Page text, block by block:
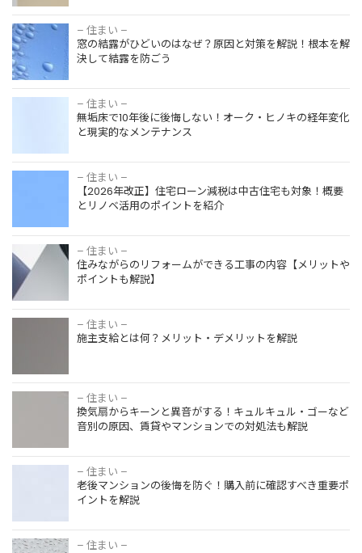
の種類と申
請の流れ｜
中学生の部
屋レイアウ
ト術｜6畳
でもおしゃ
れに整うイ
ンテリアと
は後付けで
きる？費
用・失敗し
ない選び方
を徹底解説
中古マンシ
ョンのリノ
【対策も紹
介】
ガスコンロ
からIHには
交換可能
【後悔しな
いために費
用や注意点
間取り変更
のリフォー
注意点も解
なぜ？原因
と対策を解
– 住まい –
窓の結露がひどいのはなぜ？原因と対策を解説！根本を解
決して結露を防ごう
– 住まい –
無垢床で10年後に後悔しない！オーク・ヒノキの経年変化
と現実的なメンテナンス
– 住まい –
【2026年改正】住宅ローン減税は中古住宅も対象！概要
とリノベ活用のポイントを紹介
– 住まい –
住みながらのリフォームができる工事の内容【メリットや
ポイントも解説】
– 住まい –
施主支給とは何？メリット・デメリットを解説
– 住まい –
換気扇からキーンと異音がする！キュルキュル・ゴーなど
音別の原因、賃貸やマンションでの対処法も解説
– 住まい –
老後マンションの後悔を防ぐ！購入前に確認すべき重要ポ
イントを解説
– 住まい –